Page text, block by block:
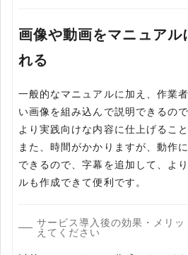
画像や動画をマニュアル
れる
一般的なマニュアルに加え、作業
い画像を組み込んで説明できるの
より実践向けな内容に仕上げるこ
また、時間がかかりますが、動作
できるので、字幕を追加して、よ
ルも作成できて便利です。
サービス導入後の効果・メリ
えてください